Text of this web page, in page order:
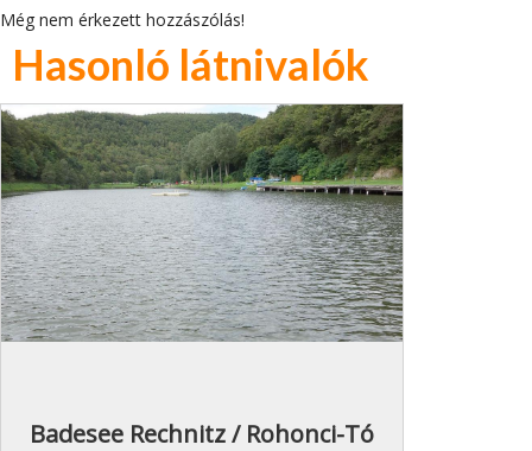
Még nem érkezett hozzászólás!
Hasonló látnivalók
Badesee Rechnitz / Rohonci-Tó